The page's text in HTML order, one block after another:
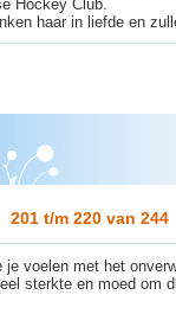
Hockey Club.
haar in liefde en
201 t/m 220 van 244
voelen met het
sterkte en moed om